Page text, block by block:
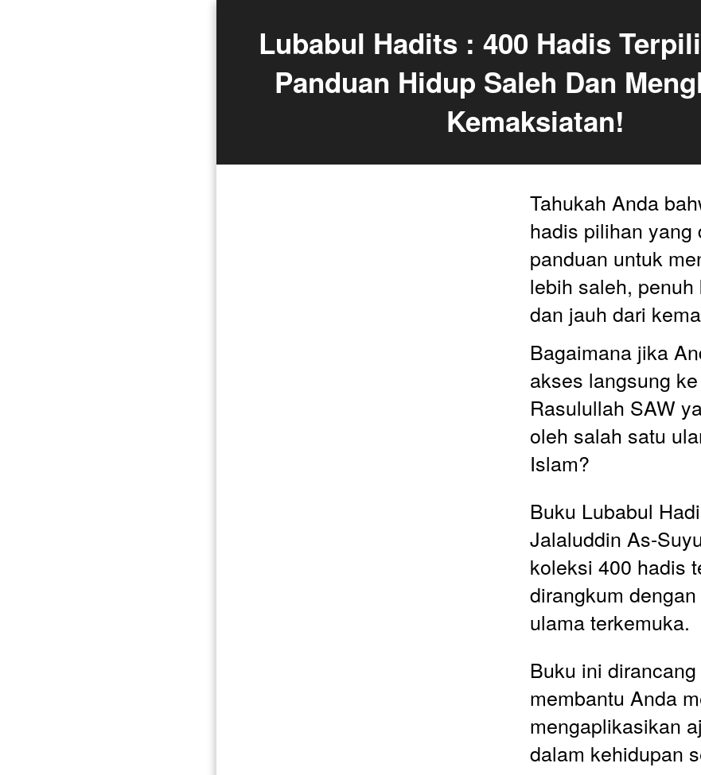
Lubabul Hadits : 400 Hadis
Panduan Hidup Saleh Dan
Kemaksiatan!
Tahukah Anda
hadis pilihan yang
panduan untuk
lebih saleh, penuh
dan jauh dari
Bagaimana jika
akses langsung
Rasulullah SAW
oleh salah satu
Islam?
Buku Lubabul
Jalaluddin As-
koleksi 400 hadis
dirangkum
ulama terkemuka.
Buku ini
membantu Anda
mengaplikasikan
dalam kehidupan